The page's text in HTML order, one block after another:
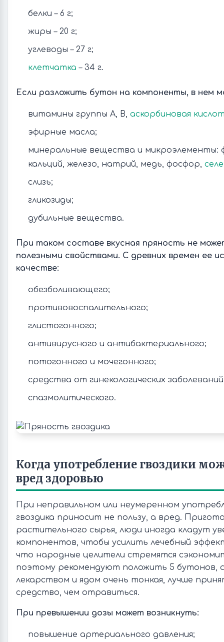
белки – 6 г;
жиры – 20 г;
углеводы – 27 г;
клетчатка – 34 г.
Если разложить бутон на компоненты, в нем
витамины группы A, B, аскорбиновая
эфирные масла;
минеральные вещества и микроэлементы:
кальций, железо, натрий, медь, фосфор,
слизь;
гликозиды;
дубильные вещества.
При таком составе вкусная пряность не
полезными свойствами. С древних времен ее
качестве:
обезболивающего;
противовоспалительного;
глистогонного;
антивирусного и антибактериального;
потогонного и мочегонного;
средства от гинекологических
спазмолитического.
Когда употребление гвоздики
вред здоровью
При неправильном или неумеренном
гвоздика приносит не пользу, а вред.
растительного сырья, люди иногда кладут
компонентов, чтобы усилить лечебный
что народные целители стремятся
поэтому рекомендуют положить 5 бутонов, а
лекарством и ядом очень тонкая, лучше
средство, чем отравиться.
При превышении дозы может возникнуть:
повышение артериального давления;